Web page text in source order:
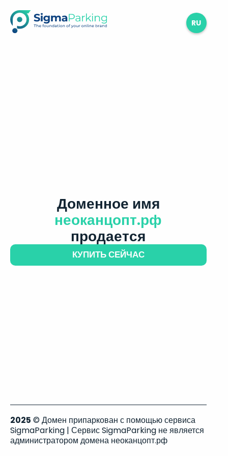
RU
Доменное имя
неоканцопт.рф
продается
КУПИТЬ СЕЙЧАС
2025 © Домен припаркован с помощью сервиса
SigmaParking | Сервис SigmaParking не является
администратором домена неоканцопт.рф